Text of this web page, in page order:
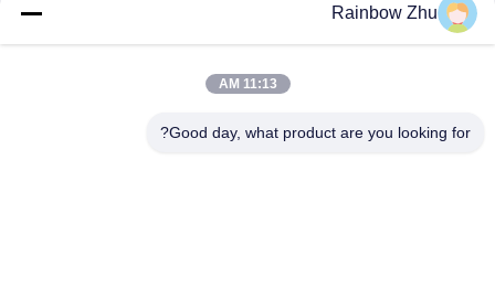
اشترك في نشرتنا الإخبارية للحصول على خصومات وأكثر.
Rainbow Zhu
11:13 AM
Good day, what product are you looking for?